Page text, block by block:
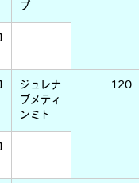
ブ
ジュレナ
ブメティ
ンミト
120